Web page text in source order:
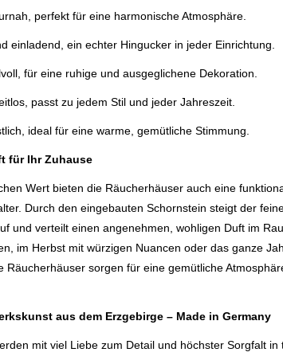
perfekt für eine harmonische Atmosphäre.
einladend, ein echter Hingucker in jeder Einrichtung.
für eine ruhige und ausgeglichene Dekoration.
passt zu jedem Stil und jeder Jahreszeit.
ideal für eine warme, gemütliche Stimmung.
für Ihr Zuhause
Wert bieten die Räucherhäuser auch eine
Durch den eingebauten Schornstein steigt der
und verteilt einen angenehmen, wohligen Duft im
im Herbst mit würzigen Nuancen oder das ganze
Räucherhäuser sorgen für eine gemütliche
aus dem Erzgebirge – Made in Germany
mit viel Liebe zum Detail und höchster Sorgfalt